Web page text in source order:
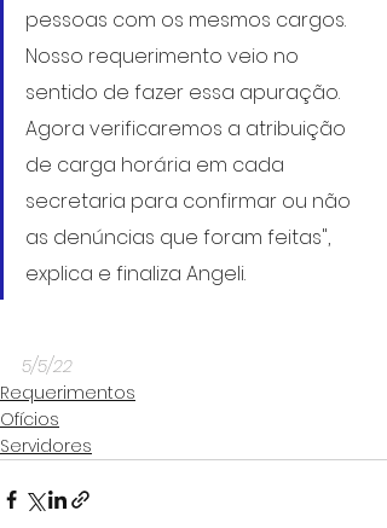
pessoas com os mesmos cargos.
Nosso requerimento veio no
sentido de fazer essa apuração.
Agora verificaremos a atribuição
de carga horária em cada
secretaria para confirmar ou não
as denúncias que foram feitas",
explica e finaliza Angeli.
5/5/22
Requerimentos
Ofícios
Servidores